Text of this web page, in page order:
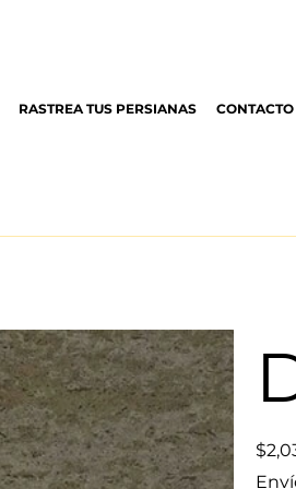
RASTREA TUS PERSIANAS CONTACTO
Precio
original